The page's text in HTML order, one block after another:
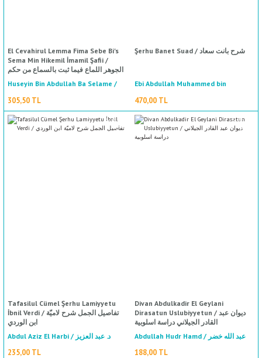
%50
indirim
El Cevahirul Lemma Fima Sebe Bi's
Sema Min Hikemil İmamil Şafii /
الجوهر اللماع فيما ثبت بالسماع من حكم
Huseyin Bin Abdullah Ba Selame /
حسين بن عبد الله باسلامة
305,50 TL
Şerhu Banet Suad / شرح بانت سعاد
Ebi Abdullah Muhammed bin
Abdullah El Hatib Et Tebrizi / أبي عبد
الله محمد بن عبد الله الخطيب التبريزي
470,00 TL
Tafasilul Cümel Şerhu Lamiyyetu
İbnil Verdi / تفاصيل الجمل شرح لاميّة
ابن الوردي
Abdul Aziz El Harbi / د. عبد العزيز
الحربي
235,00 TL
Divan Abdulkadir El Geylani
Dirasatun Uslubiyyetun / ديوان عبد
القادر الجيلاني دراسة اسلوبية
Abdullah Hudr Hamd / عبد الله خضر
حمد
188,00 TL